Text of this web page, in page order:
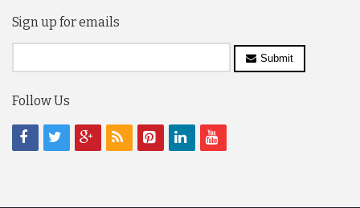
Sign up for emails
Submit
Follow Us